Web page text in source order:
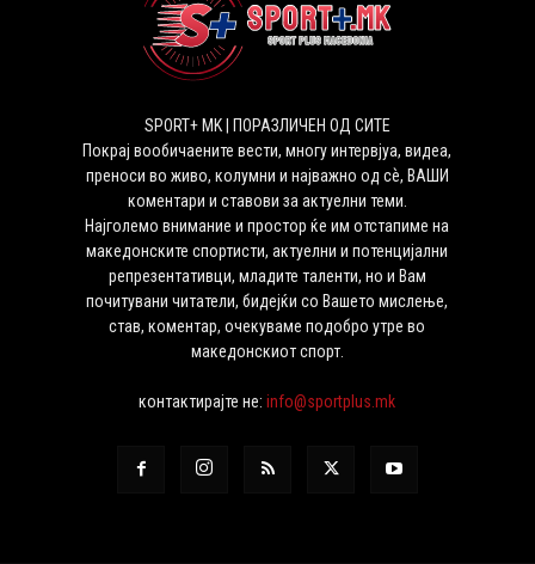
SPORT+ MK | ПОРАЗЛИЧЕН ОД СИТЕ
Покрај вообичаените вести, многу интервјуа, видеа,
преноси во живо, колумни и најважно од сѐ, ВАШИ
коментари и ставови за актуелни теми.
Најголемо внимание и простор ќе им отстапиме на
македонските спортисти, актуелни и потенцијални
репрезентативци, младите таленти, но и Вам
почитувани читатели, бидејќи со Вашето мислење,
став, коментар, очекуваме подобро утре во
македонскиот спорт.
контактирајте не:info@sportplus.mk